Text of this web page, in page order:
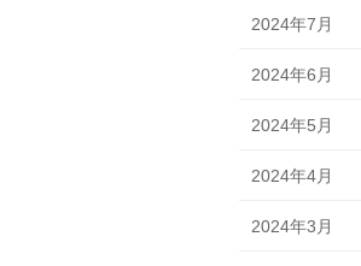
2024年7月
2024年6月
2024年5月
2024年4月
2024年3月